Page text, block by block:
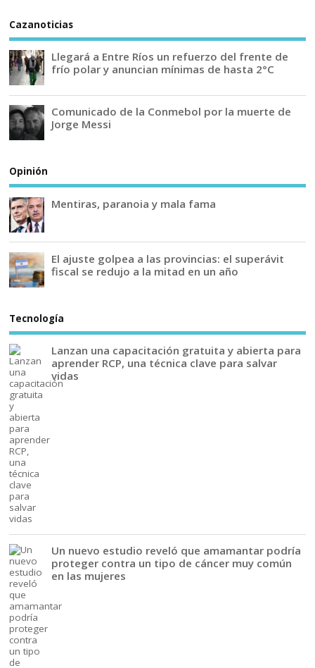
Cazanoticias
Llegará a Entre Ríos un refuerzo del frente de
frío polar y anuncian mínimas de hasta 2°C
Comunicado de la Conmebol por la muerte de
Jorge Messi
Opinión
Mentiras, paranoia y mala fama
El ajuste golpea a las provincias: el superávit
fiscal se redujo a la mitad en un año
Tecnología
Lanzan una capacitación gratuita y abierta para
aprender RCP, una técnica clave para salvar
vidas
Un nuevo estudio reveló que amamantar podría
proteger contra un tipo de cáncer muy común
en las mujeres